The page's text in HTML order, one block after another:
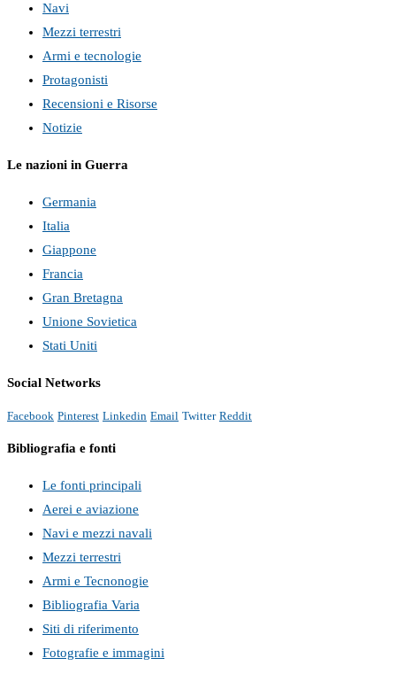
Navi
Mezzi terrestri
Armi e tecnologie
Protagonisti
Recensioni e Risorse
Notizie
Le nazioni in Guerra
Germania
Italia
Giappone
Francia
Gran Bretagna
Unione Sovietica
Stati Uniti
Social Networks
Facebook Pinterest Linkedin Email Twitter Reddit
Bibliografia e fonti
Le fonti principali
Aerei e aviazione
Navi e mezzi navali
Mezzi terrestri
Armi e Tecnonogie
Bibliografia Varia
Siti di riferimento
Fotografie e immagini